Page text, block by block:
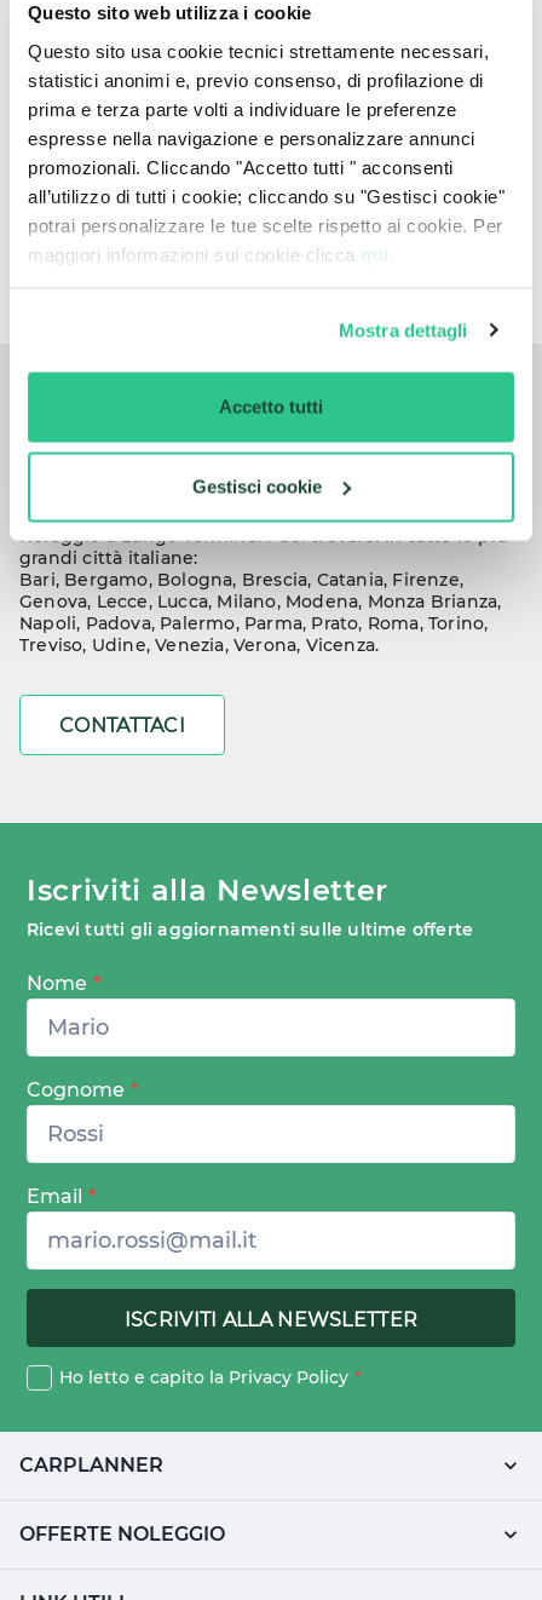
Questo sito web utilizza i cookie
Questo sito usa cookie tecnici strettamente necessari,
statistici anonimi e, previo consenso, di profilazione di
prima e terza parte volti a individuare le preferenze
espresse nella navigazione e personalizzare annunci
promozionali. Cliccando "Accetto tutti " acconsenti
all’utilizzo di tutti i cookie; cliccando su "Gestisci cookie"
potrai personalizzare le tue scelte rispetto ai cookie. Per
maggiori informazioni sui cookie clicca qui.
Mostra dettagli
Accetto tutti
Gestisci cookie
150 CV. Tre anni dopo viene rimpiazzata dalla
CUPRa 2, leggermente modificata nell’assetto e
con un vistoso adesivo nella parte bassa della
fiancata. Con il passare degli anni, il nome Cupra
diventa sempre più associato alle auto sportive
spagnole, ma non è ancora un marchio
autonomo. La situazione cambia nel 2018
quando vieneannunciata la futura indipendenza
da Seat e con l'ingresso della primaCupra Ateca
auto?
Siamo presenti su tutto il territorio italiano per il
Noleggio a Lungo Termine. Puoi trovarci in tutte le più
grandi città italiane:
Bari, Bergamo, Bologna, Brescia, Catania, Firenze
Genova, Lecce, Lucca, Milano, Modena, Monza Brianza
Napoli, Padova, Palermo, Parma, Prato, Roma, Torino
Treviso, Udine, Venezia, Verona, Vicenza.
CONTATTACI
Iscriviti alla Newsletter
Ricevi tutti gli aggiornamenti sulle ultime offerte
Nome *
Cognome *
Email *
Ho letto e capito la Privacy Policy *
CARPLANNER
OFFERTE NOLEGGIO